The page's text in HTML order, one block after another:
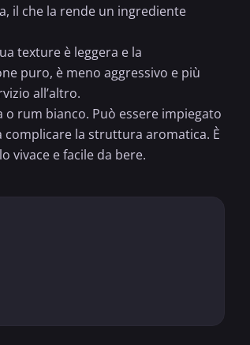
il che la rende un ingrediente
texture è leggera e la
puro, è meno aggressivo e più
all’altro.
o rum bianco. Può essere impiegato
la struttura aromatica. È
vivace e facile da bere.